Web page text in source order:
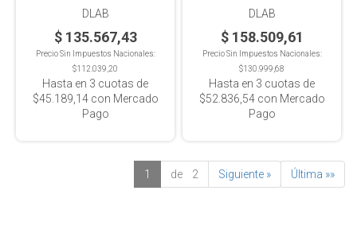
DLAB
$ 135.567,43
Precio Sin Impuestos Nacionales:
$112.039,20
Hasta en 3 cuotas de
$45.189,14con Mercado
Pago
DLAB
$ 158.509,61
Precio Sin Impuestos Nacionales:
$130.999,68
Hasta en 3 cuotas de
$52.836,54con Mercado
Pago
1 de 2 Siguiente » Última »»